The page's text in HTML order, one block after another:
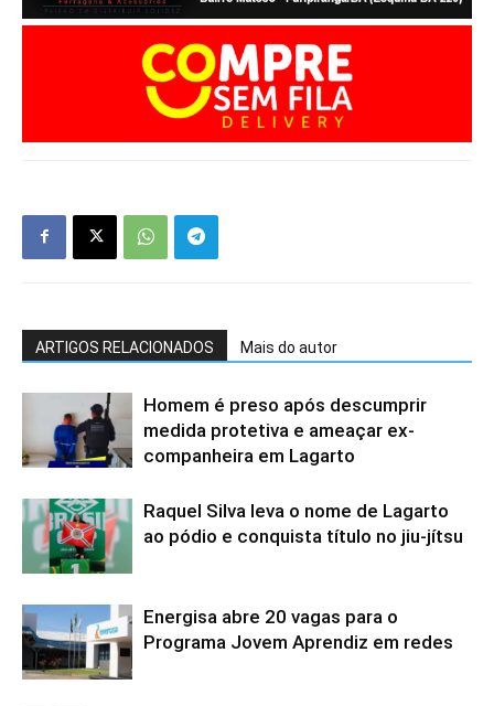
ARTIGOS RELACIONADOS Mais do autor
Homem é preso após descumprir
medida protetiva e ameaçar ex-
companheira em Lagarto
Raquel Silva leva o nome de Lagarto
ao pódio e conquista título no jiu-jítsu
Energisa abre 20 vagas para o
Programa Jovem Aprendiz em redes